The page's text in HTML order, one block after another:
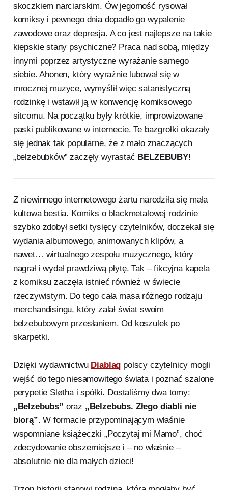
skoczkiem narciarskim. Ów jegomość rysował
komiksy i pewnego dnia dopadło go wypalenie
zawodowe oraz depresja. A co jest najlepsze na takie
kiepskie stany psychiczne? Praca nad sobą, między
innymi poprzez artystyczne wyrażanie samego
siebie. Ahonen, który wyraźnie lubował się w
mrocznej muzyce, wymyślił więc satanistyczną
rodzinkę i wstawił ją w konwencję komiksowego
sitcomu. Na początku były krótkie, improwizowane
paski publikowane w internecie. Te bazgrołki okazały
się jednak tak popularne, że z mało znaczących
„belzebubków” zaczęły wyrastać BELZEBUBY!
Z niewinnego internetowego żartu narodziła się mała
kultowa bestia. Komiks o blackmetalowej rodzinie
szybko zdobył setki tysięcy czytelników, doczekał się
wydania albumowego, animowanych klipów, a
nawet… wirtualnego zespołu muzycznego, który
nagrał i wydał prawdziwą płytę. Tak – fikcyjna kapela
z komiksu zaczęła istnieć również w świecie
rzeczywistym. Do tego cała masa różnego rodzaju
merchandisingu, który zalał świat swoim
belzebubowym przesłaniem. Od koszulek po
skarpetki.
Dzięki wydawnictwu Diablaq polscy czytelnicy mogli
wejść do tego niesamowitego świata i poznać szalone
perypetie Sløtha i spółki. Dostaliśmy dwa tomy:
„Belzebubs” oraz „Belzebubs. Złego diabli nie
biorą”. W formacie przypominającym właśnie
wspomniane książeczki „Poczytaj mi Mamo”, choć
zdecydowanie obszerniejsze i – no właśnie –
absolutnie nie dla małych dzieci!